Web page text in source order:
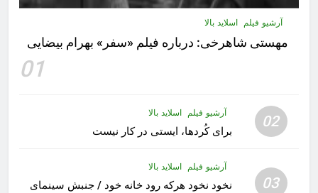
آرشیو فیلم اسلاید بالا
مهستى شاهرخى:‌ درباره فيلم «سفر» بهرام بیضایی
01
02 آرشیو فیلم اسلاید بالا
برای کُردها، ایستی در کار نیست
03
آرشیو فیلم اسلاید بالا
نخود نخود هرکه رود خانه خود / جنبش سینمای